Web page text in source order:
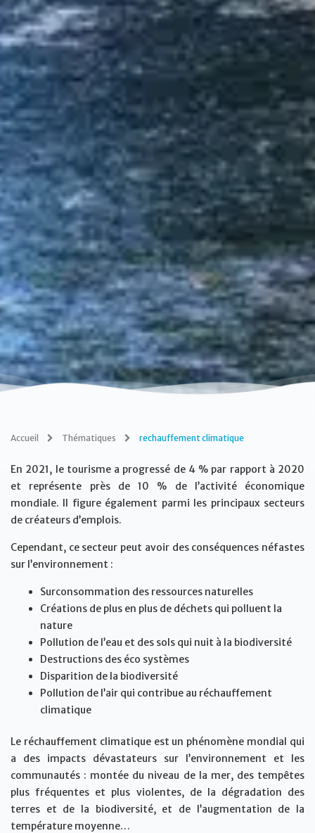
Accueil Thématiques rechauffement climatique
En 2021, le tourisme a progressé de 4 % par rapport à 2020
et représente près de 10 % de l’activité économique
mondiale. Il figure également parmi les principaux secteurs
de créateurs d’emplois.
Cependant, ce secteur peut avoir des conséquences néfastes
sur l’environnement :
Surconsommation des ressources naturelles
Créations de plus en plus de déchets qui polluent la
nature
Pollution de l’eau et des sols qui nuit à la biodiversité
Destructions des éco systèmes
Disparition de la biodiversité
Pollution de l’air qui contribue au réchauffement
climatique
Le réchauffement climatique est un phénomène mondial qui
a des impacts dévastateurs sur l’environnement et les
communautés : montée du niveau de la mer, des tempêtes
plus fréquentes et plus violentes, de la dégradation des
terres et de la biodiversité, et de l’augmentation de la
température moyenne…